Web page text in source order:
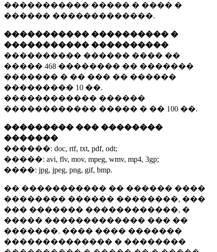
����������� ����� � ���� �
������ �������������.
����������� ���������� �
����������� ����������
���������� ������ ���� ��
����� 468 �������� �� �������
������� � �� ��� �� ������
��������� 10 ��.
������������ ������
������������ ����� � �� 100 ��.
��������� ��� ��������
�������
������: doc, rtf, txt, pdf, odt;
�����: avi, flv, mov, mpeg, wmv, mp4, 3gp;
����: jpg, jpeg, png, gif, bmp.
�� ����������� �� ������ ����
�������� ������ ��������, ���
��� ������� ������������, �
����� ������������� ��� ��
�������. ���� ���� �������
�������������� � ��������